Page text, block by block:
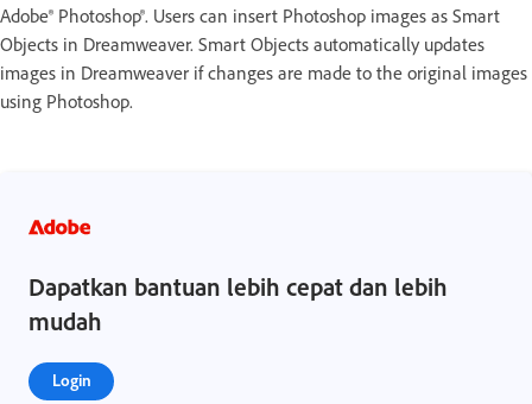
Adobe® Photoshop®. Users can insert Photoshop images as Smart
Objects in Dreamweaver. Smart Objects automatically updates
images in Dreamweaver if changes are made to the original images
using Photoshop.
Dapatkan bantuan lebih cepat dan lebih
mudah
Login